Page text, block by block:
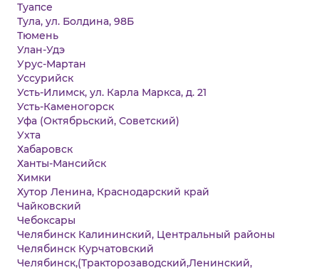
Туапсе
Тула, ул. Болдина, 98Б
Тюмень
Улан-Удэ
Урус-Мартан
Уссурийск
Усть-Илимск, ул. Карла Маркса, д. 21
Усть-Каменогорск
Уфа (Октябрьский, Советский)
Ухта
Хабаровск
Ханты-Мансийск
Химки
Хутор Ленина, Краснодарский край
Чайковский
Чебоксары
Челябинск Калининский, Центральный районы
Челябинск Курчатовский
Челябинск,(Тракторозаводский,Ленинский,